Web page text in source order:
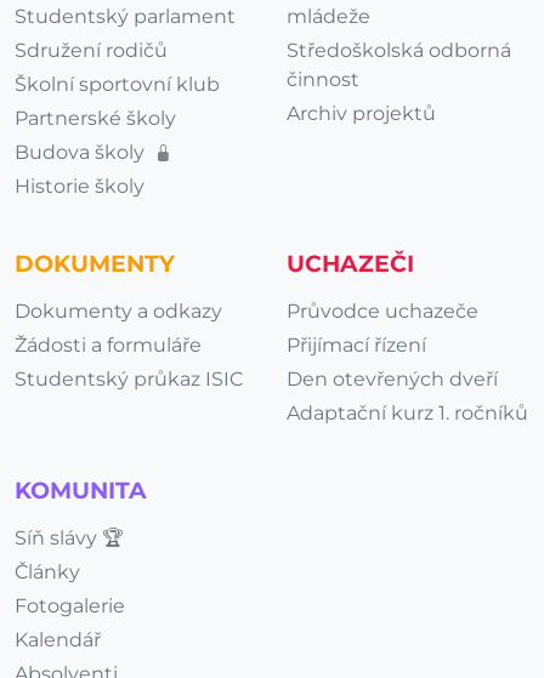
Studentský parlament
Sdružení rodičů
Školní sportovní klub
Partnerské školy
Budova školy
Historie školy
mládeže
Středoškolská odborná
činnost
Archiv projektů
DOKUMENTY
Dokumenty a odkazy
Žádosti a formuláře
Studentský průkaz ISIC
UCHAZEČI
Průvodce uchazeče
Přijímací řízení
Den otevřených dveří
Adaptační kurz 1. ročníků
KOMUNITA
Síň slávy 🏆
Články
Fotogalerie
Kalendář